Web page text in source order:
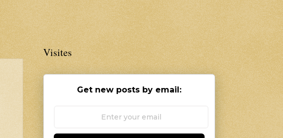
Visites
Get new posts by email: